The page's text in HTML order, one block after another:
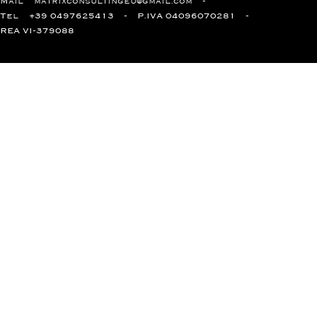
Tel +39 0497625413 P.IVA 04096070281
REA VI-379088